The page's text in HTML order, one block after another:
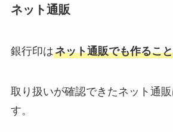
ネット通販
銀行印はネット通販でも作るこ
取り扱いが確認できたネット通
す。